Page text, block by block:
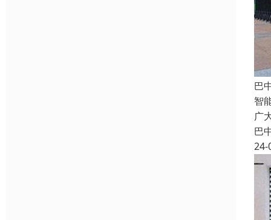
巴
智
广
巴
24-